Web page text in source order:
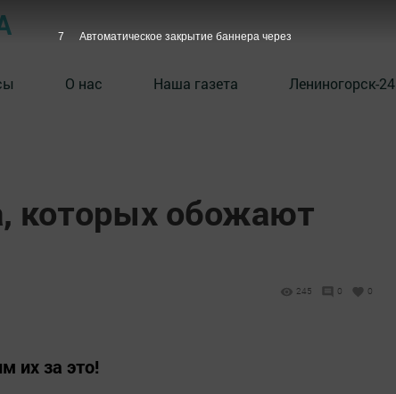
О нас Наша газета Лениногорск-24
которых обожают
245 0 0
их за это!
6 Автоматическое закрытие баннера через